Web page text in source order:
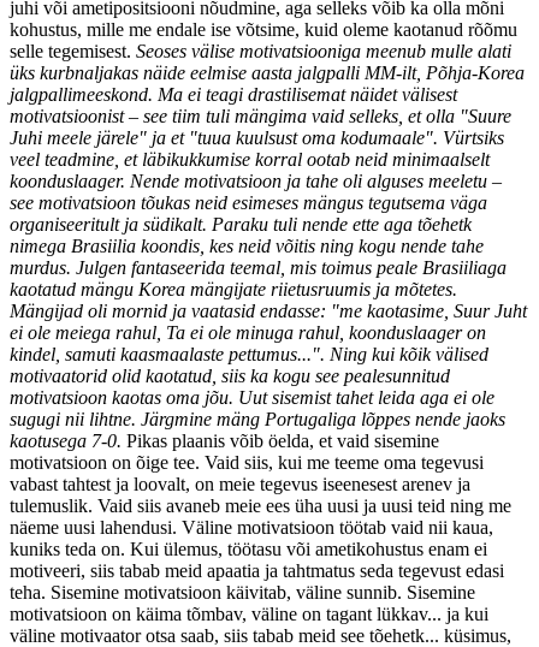
juhi või ametipositsiooni nõudmine, aga selleks võib ka olla mõni
kohustus, mille me endale ise võtsime, kuid oleme kaotanud rõõmu
selle tegemisest. Seoses välise motivatsiooniga meenub mulle alati
üks kurbnaljakas näide eelmise aasta jalgpalli MM-ilt, Põhja-Korea
jalgpallimeeskond. Ma ei teagi drastilisemat näidet välisest
motivatsioonist – see tiim tuli mängima vaid selleks, et olla "Suure
Juhi meele järele" ja et "tuua kuulsust oma kodumaale". Vürtsiks
veel teadmine, et läbikukkumise korral ootab neid minimaalselt
koonduslaager. Nende motivatsioon ja tahe oli alguses meeletu –
see motivatsioon tõukas neid esimeses mängus tegutsema väga
organiseeritult ja südikalt. Paraku tuli nende ette aga tõehetk
nimega Brasiilia koondis , kes neid võitis ning kogu nende tahe
murdus. Julgen fantaseerida teemal, mis toimus peale Brasiiliaga
kaotatud mängu Korea mängijate riietusruumis ja mõtetes.
Mängijad oli mornid ja vaatasid endasse: "me kaotasime, Suur Juht
ei ole meiega rahul, Ta ei ole minuga rahul, koonduslaager on
kindel, samuti kaasmaalaste pettumus...". Ning kui kõik välised
motivaatorid olid kaotatud, siis ka kogu see pealesunnitud
motivatsioon kaotas oma jõu. Uut sisemist tahet leida aga ei ole
sugugi nii lihtne. Järgmine mäng Portugaliga lõppes nende jaoks
kaotusega 7-0. Pikas plaanis võib öelda, et vaid sisemine
motivatsioon on õige tee. Vaid siis, kui me teeme oma tegevusi
vabast tahtest ja loovalt, on meie tegevus iseenesest arenev ja
tulemuslik. Vaid siis avaneb meie ees üha uusi ja uusi teid ning me
näeme uusi lahendusi. Väline motivatsioon töötab vaid nii kaua,
kuniks teda on. Kui ülemus, töötasu või ametikohustus enam ei
motiveeri, siis tabab meid apaatia ja tahtmatus seda tegevust edasi
teha. Sisemine motivatsioon käivitab, väline sunnib. Sisemine
motivatsioon on käima tõmbav, väline on tagant lükkav... ja kui
väline motivaator otsa saab, siis tabab meid see tõehetk... küsimus,